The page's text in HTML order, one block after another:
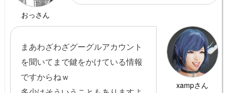
おっさん
xampさん
まあわざわざグーグルアカウント
を聞いてまで鍵をかけている情報
ですからねｗ